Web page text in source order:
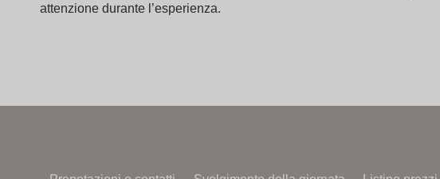
attenzione durante l’esperienza.